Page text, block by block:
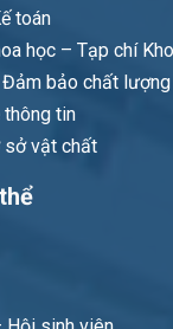
toán
học – Tạp chí
Đảm bảo chất lượng
thông tin
sở vật chất